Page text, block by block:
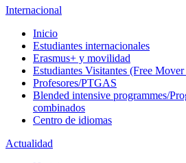
Internacional
Inicio
Estudiantes internacionales
Erasmus+ y movilidad
Estudiantes Visitantes (Free Mover
Profesores/PTGAS
Blended intensive programmes/
combinados
Centro de idiomas
Actualidad